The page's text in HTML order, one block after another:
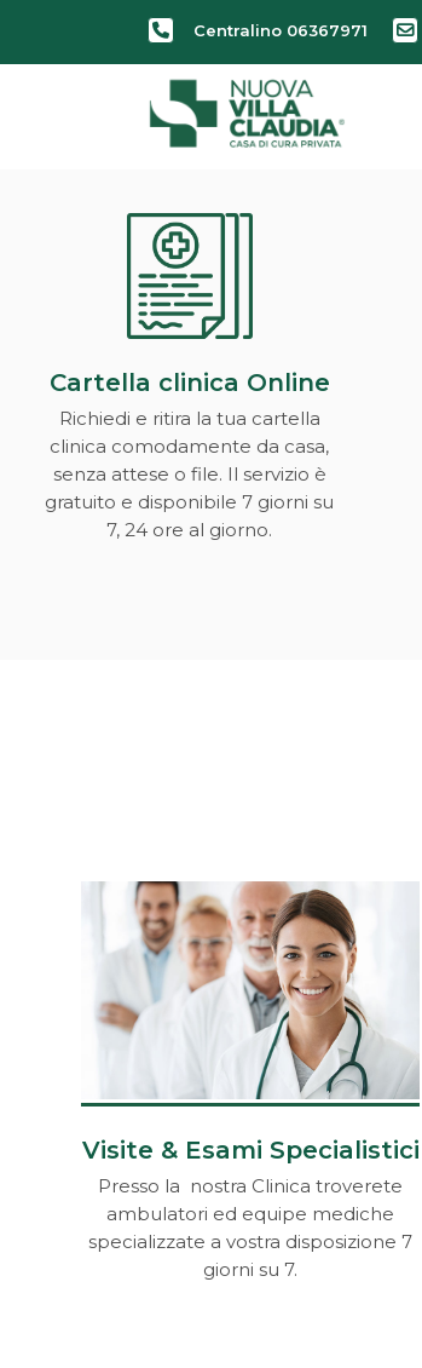
Centralino 06367971
Sorry, no posts matched your criteria.
Cartella clinica Online
Richiedi e ritira la tua cartella
clinica comodamente da casa,
senza attese o file. Il servizio è
gratuito e disponibile 7 giorni su
7, 24 ore al giorno.
Visite & Esami Specialistici
Presso la nostra Clinica troverete
ambulatori ed equipe mediche
specializzate a vostra disposizione 7
giorni su 7.